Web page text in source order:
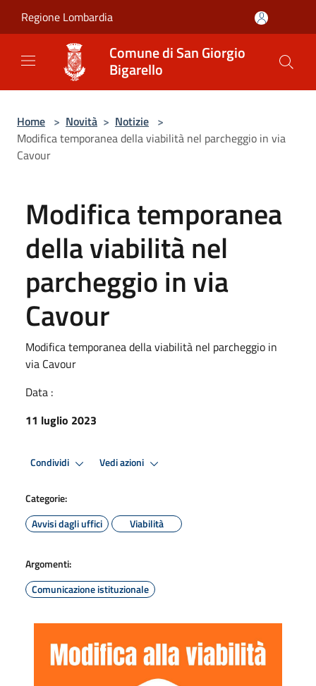
Regione Lombardia
Comune di San Giorgio
Bigarello
Home > Novità > Notizie >
Modifica temporanea della viabilità nel parcheggio in via
Cavour
Modifica temporanea
della viabilità nel
parcheggio in via
Cavour
Modifica temporanea della viabilità nel parcheggio in
via Cavour
Data :
11 luglio 2023
Condividi Vedi azioni
Categorie:
Avvisi dagli uffici
Viabilità
Argomenti:
Comunicazione istituzionale